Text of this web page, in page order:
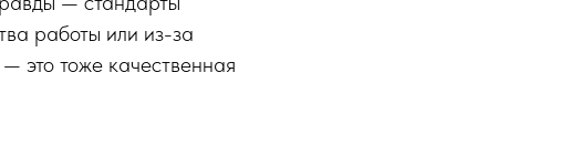
работы или из-за
это тоже качественная